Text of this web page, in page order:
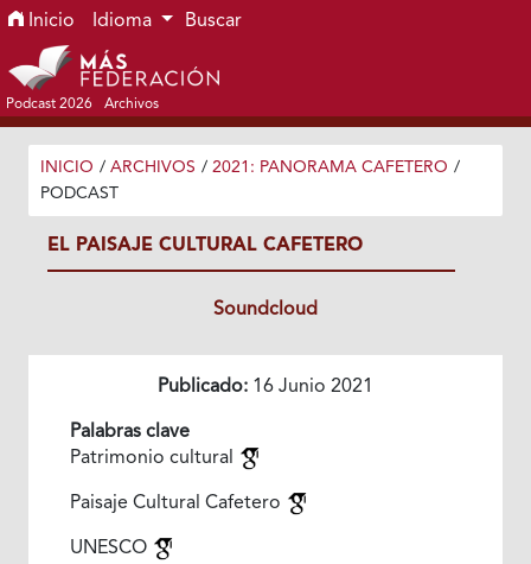
Ir al menú de navegación principal
Ir al contenido principal
Ir al pie de página del sitio
Inicio Idioma Buscar
Podcast 2026 Archivos
INICIO / ARCHIVOS / 2021: PANORAMA CAFETERO /
PODCAST
EL PAISAJE CULTURAL CAFETERO
Soundcloud
Publicado: 16 Junio 2021
Palabras clave
Patrimonio cultural
Paisaje Cultural Cafetero
UNESCO